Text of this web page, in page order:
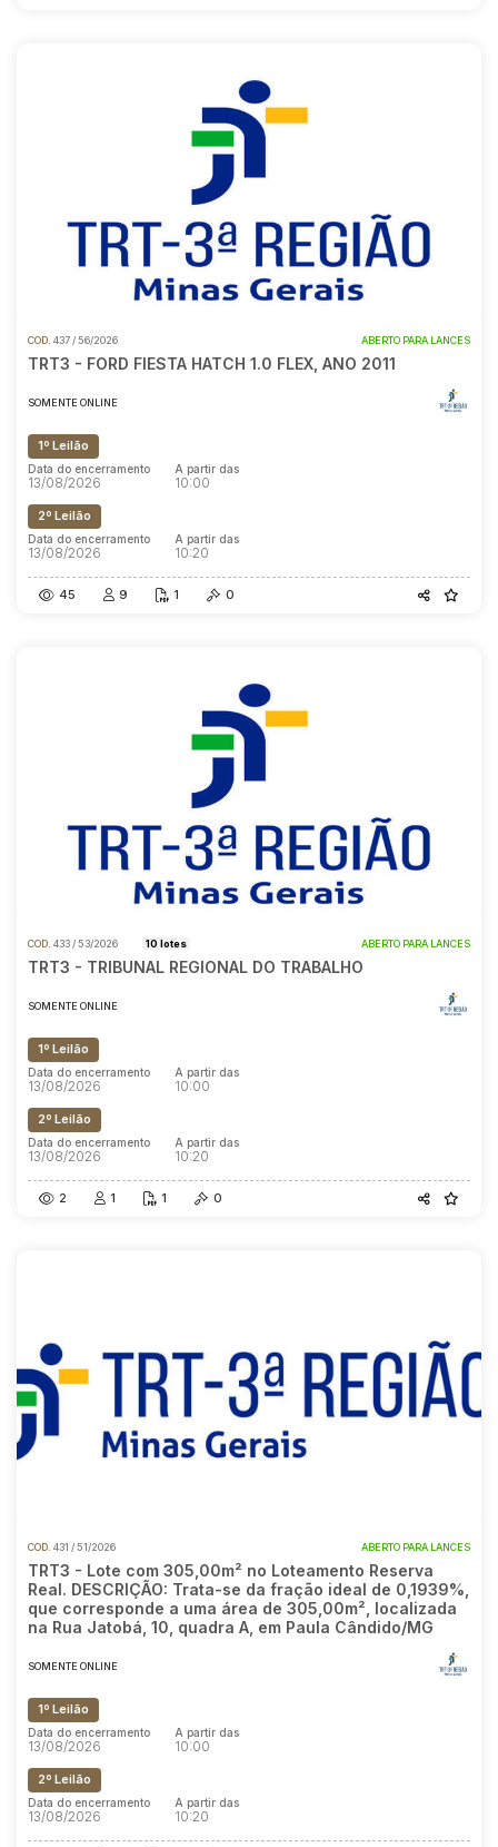
COD. 437 / 56/2026 ABERTO PARA LANCES
TRT3 - FORD FIESTA HATCH 1.0 FLEX, ANO 2011
SOMENTE ONLINE
1º Leilão
Data do encerramento
13/08/2026
A partir das
10:00
2º Leilão
Data do encerramento
13/08/2026
A partir das
10:20
45 9 1 0
COD. 433 / 53/2026 10 lotes ABERTO PARA LANCES
TRT3 - TRIBUNAL REGIONAL DO TRABALHO
SOMENTE ONLINE
1º Leilão
Data do encerramento
13/08/2026
A partir das
10:00
2º Leilão
Data do encerramento
13/08/2026
A partir das
10:20
2 1 1 0
COD. 431 / 51/2026 ABERTO PARA LANCES
TRT3 - Lote com 305,00m² no Loteamento Reserva
Real. DESCRIÇÃO: Trata-se da fração ideal de 0,1939%,
que corresponde a uma área de 305,00m², localizada
na Rua Jatobá, 10, quadra A, em Paula Cândido/MG
SOMENTE ONLINE
1º Leilão
Data do encerramento
13/08/2026
A partir das
10:00
2º Leilão
Data do encerramento
13/08/2026
A partir das
10:20